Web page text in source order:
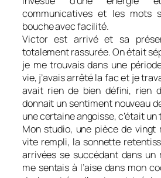
communicatives et les mots
bouche avec facilité.
Victor est arrivé et sa
totalement rassurée. On était
je me trouvais dans une
vie, j’avais arrêté la fac et je
avait rien de bien défini, rien
donnait un sentiment nouveau
une certaine angoisse, c’était
Mon studio, une pièce de vingt
vite rempli, la sonnette
arrivées se succédant dans
me sentais à l’aise dans mon